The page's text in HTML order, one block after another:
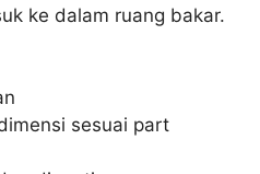
ke dalam ruang bakar.
sesuai part